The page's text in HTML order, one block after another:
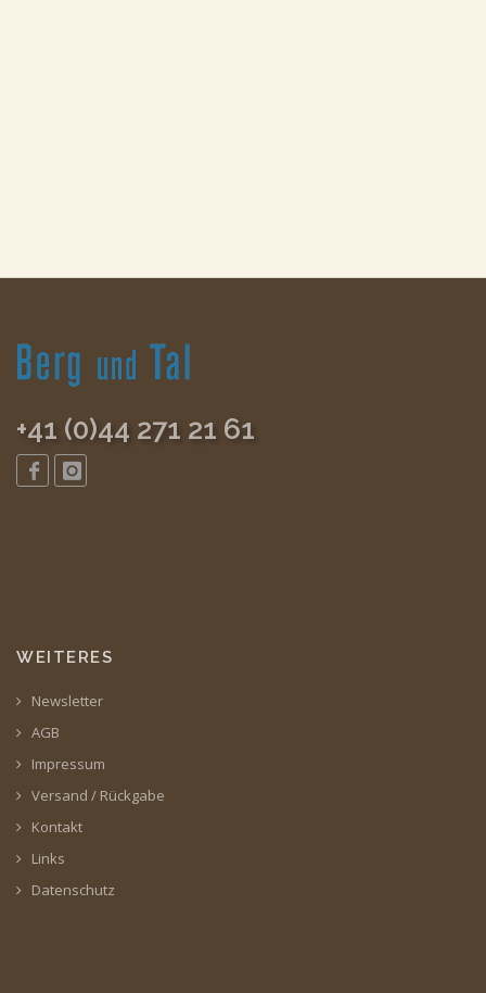
+41 (0)44 271 21 61
WEITERES
Newsletter
AGB
Impressum
Versand / Rückgabe
Kontakt
Links
Datenschutz